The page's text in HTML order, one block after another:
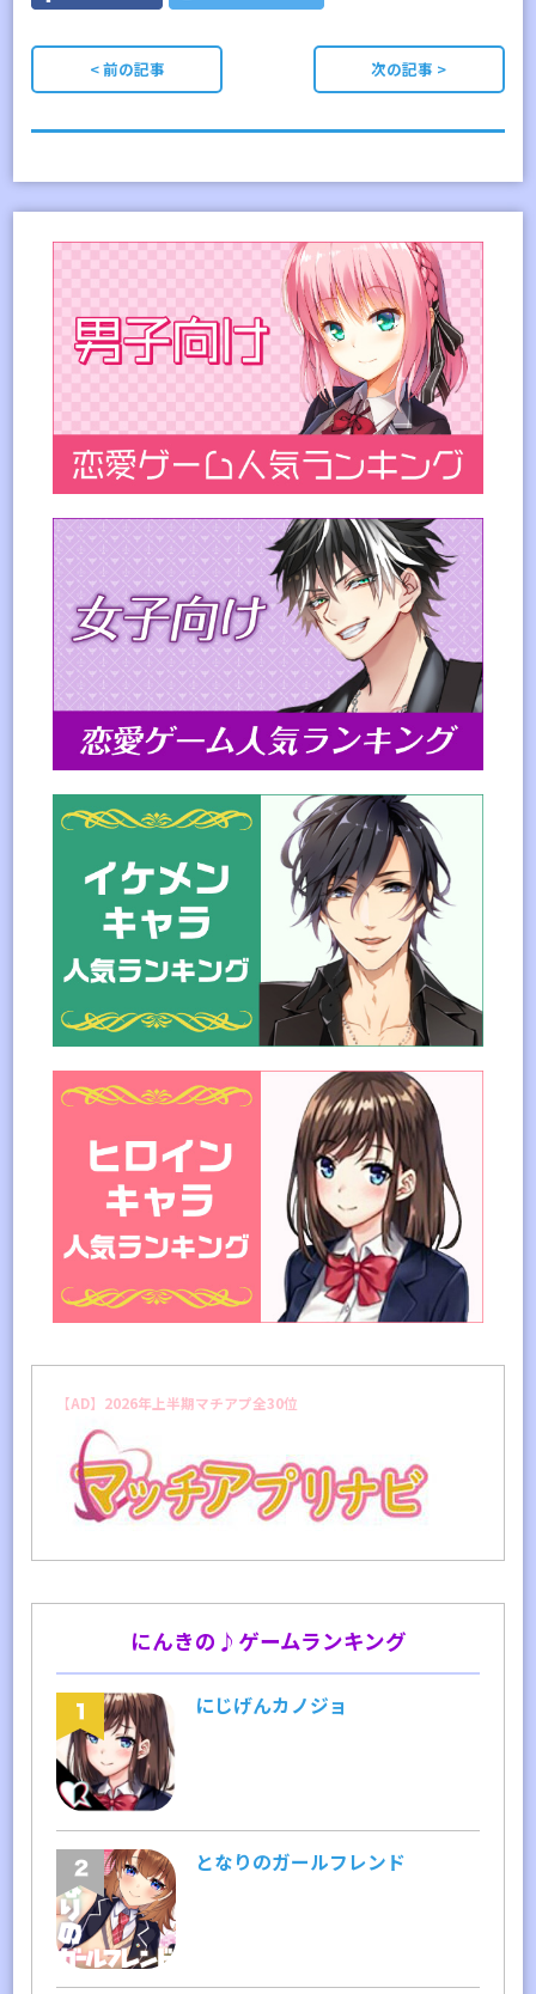
< 前の記事 次の記事 >
【AD】2026年上半期マチアプ全30位
にんきの♪ゲームランキング
にじげんカノジョ
となりのガールフレンド